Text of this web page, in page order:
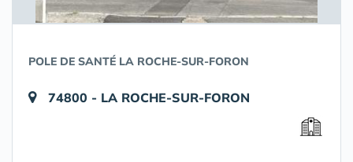
POLE DE SANTÉ LA ROCHE-SUR-FORON
74800 - LA ROCHE-SUR-FORON